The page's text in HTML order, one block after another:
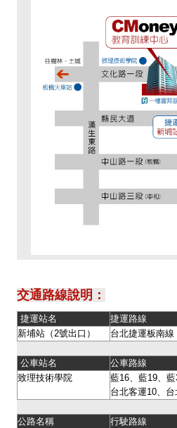
交通路線說明：
捷運站名
捷運路線
新埔站（2號出口）
台北捷運板南線
公車站名
公車路線
致理技術學院
藍16、藍19、
台北客運10、
公路名稱
行駛路線